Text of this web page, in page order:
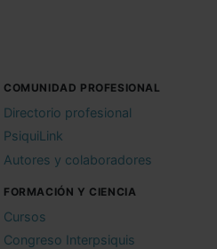
COMUNIDAD PROFESIONAL
Directorio profesional
PsiquiLink
Autores y colaboradores
FORMACIÓN Y CIENCIA
Cursos
Congreso Interpsiquis